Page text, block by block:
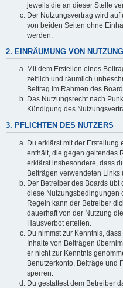
jeweils die an dieser Stelle
Der Nutzungsvertrag wird
von beiden Seiten ohne
werden.
2. EINRÄUMUNG VON
Mit dem Erstellen eines
zeitlich und räumlich
Beitrag im Rahmen des
Das Nutzungsrecht nach
Kündigung des
3. PFLICHTEN DES NUTZERS
Du erklärst mit der Erstellung
enthält, die gegen geltendes
erklärst insbesondere, dass
Beiträgen verwendeten Links
Der Betreiber des Boards übt
diese Nutzungsbedingungen
Regeln kann der Betreiber
dauerhaft von der Nutzung
Hausverbot erteilen.
Du nimmst zur Kenntnis,
Inhalte von Beiträgen
er nicht zur Kenntnis
Benutzerkonto, Beiträge und
sperren.
Du gestattest dem Betreiber